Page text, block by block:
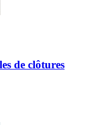
de clôtures